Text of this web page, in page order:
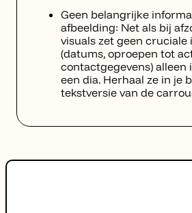
Geen belangrijke
afbeelding: Net als bij
visuals zet geen cruciale
(datums, oproepen tot
contactgegevens) alleen
een dia. Herhaal ze in je
tekstversie van de